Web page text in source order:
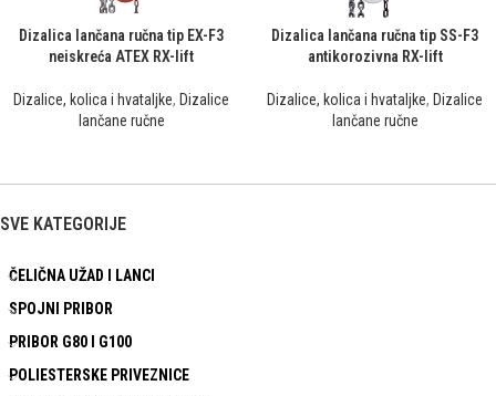
Dizalica lančana ručna tip EX-F3
neiskreća ATEX RX-lift
Dizalice, kolica i hvataljke, Dizalice
lančane ručne
Dizalica lančana ručna tip SS-F3
antikorozivna RX-lift
Dizalice, kolica i hvataljke, Dizalice
lančane ručne
SVE KATEGORIJE
ČELIČNA UŽAD I LANCI
SPOJNI PRIBOR
PRIBOR G80 I G100
POLIESTERSKE PRIVEZNICE